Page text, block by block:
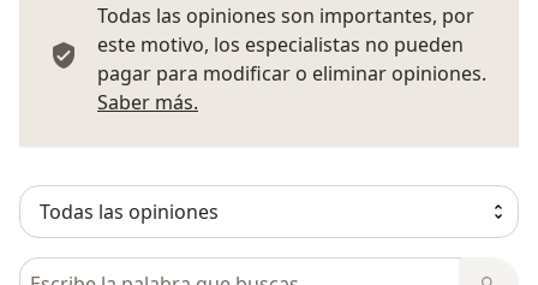
Todas las opiniones son importantes, por
este motivo, los especialistas no pueden
pagar para modificar o eliminar opiniones.
Saber más.
Busca en opiniones